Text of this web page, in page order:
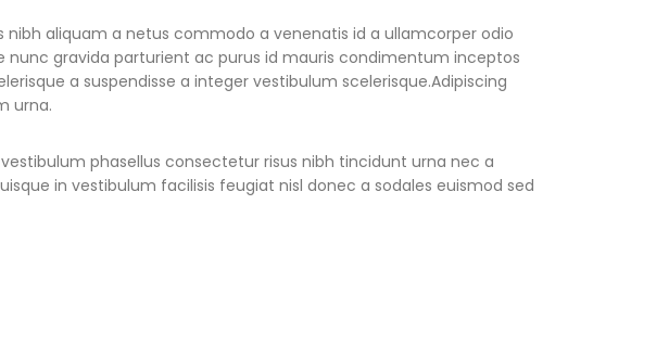
nibh aliquam a netus commodo a venenatis id a ullamcorper odio
nunc gravida parturient ac purus id mauris condimentum inceptos
a suspendisse a integer vestibulum scelerisque.Adipiscing
urna.
phasellus consectetur risus nibh tincidunt urna nec a
in vestibulum facilisis feugiat nisl donec a sodales euismod sed